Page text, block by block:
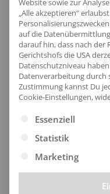
Lieferzeit
[jgm-review-widget]
Website sowie zur
„Alle akzeptieren“
auf die
darauf hin, dass nach der
Gerichtshofs die USA
Datenschutzniveau
Datenverarbeitung durch
Zustimmung kannst Du
Cookie-Einstellungen,
Es folgt eine Liste
Essenziell
Statistik
Marketing